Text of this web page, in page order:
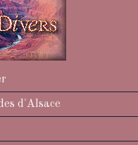
d'Alsace